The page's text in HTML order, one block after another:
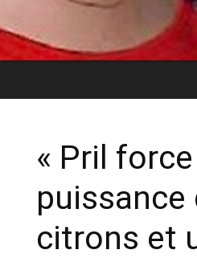
« Pril
puissance
citrons et